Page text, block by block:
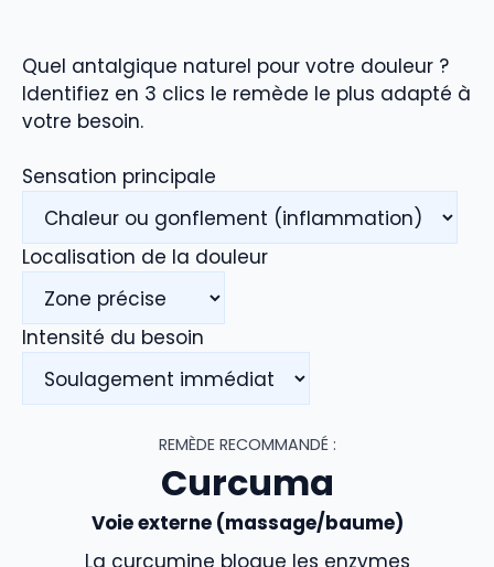
Quel antalgique naturel pour votre douleur ?
Identifiez en 3 clics le remède le plus adapté à
votre besoin.
Sensation principale
Localisation de la douleur
Intensité du besoin
REMÈDE RECOMMANDÉ :
Curcuma
Voie externe (massage/baume)
La curcumine bloque les enzymes